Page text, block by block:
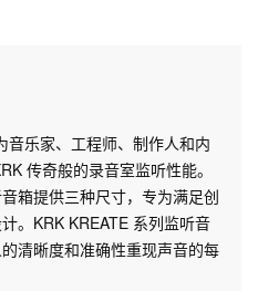
音乐家、工程师、制作人和内
传奇般的录音室监听性能。
箱提供三种尺寸，专为满足创
。KRK KREATE 系列监听音
清晰度和准确性重现声音的每